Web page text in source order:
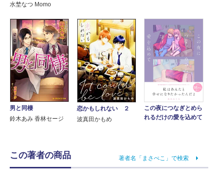
水埜なつ Momo
男と同棲
鈴木あみ 香林セージ
恋かもしれない ２
波真田かもめ
この夜につなぎとめら
れるだけの愛を込めて
この著者の商品 著者名「まさぺこ」で検索